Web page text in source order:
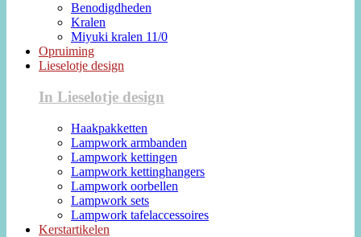
Benodigdheden
Kralen
Miyuki kralen 11/0
Opruiming
Lieselotje design
In Lieselotje design
Haakpakketten
Lampwork armbanden
Lampwork kettingen
Lampwork kettinghangers
Lampwork oorbellen
Lampwork sets
Lampwork tafelaccessoires
Kerstartikelen